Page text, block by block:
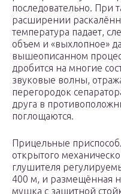
последовательно. При
расширении
температура падает,
объем и «выхлопное»
вышеописанном
дробится на многие
звуковые волны,
перегородок
друга в
поглощаются.
Прицельные
открытого
глушителя
400 м, и размещённая
мушка с защитной